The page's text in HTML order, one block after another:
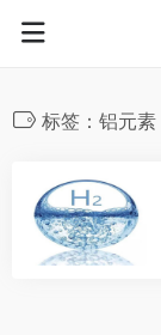
标签：铝元素